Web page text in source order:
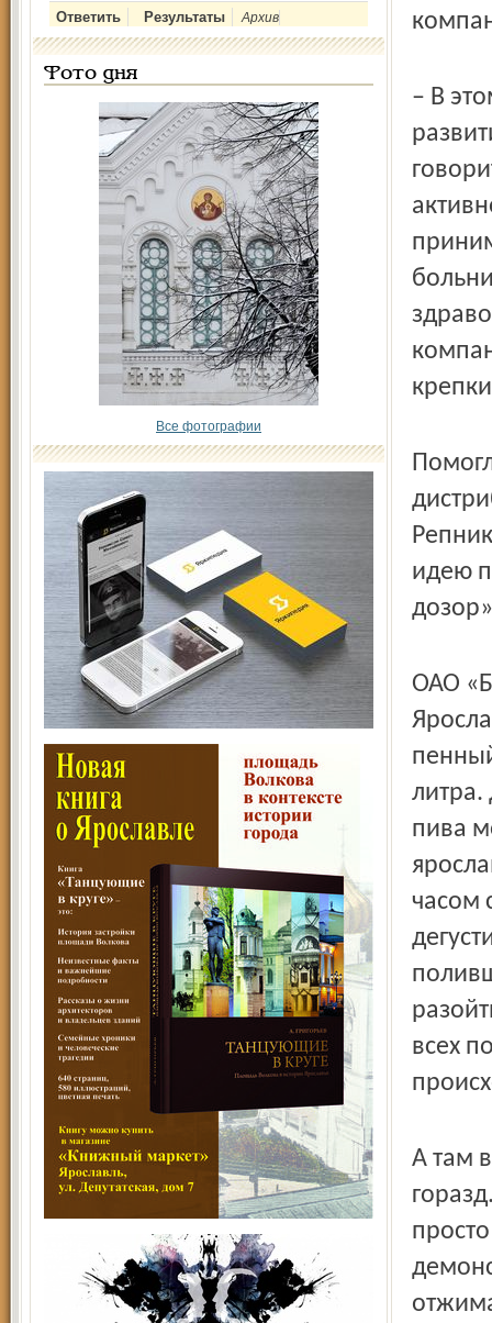
Архив
Фото дня
Все фотографии
– В
идею
ОАО
литра.
пива
часом
всех
А там